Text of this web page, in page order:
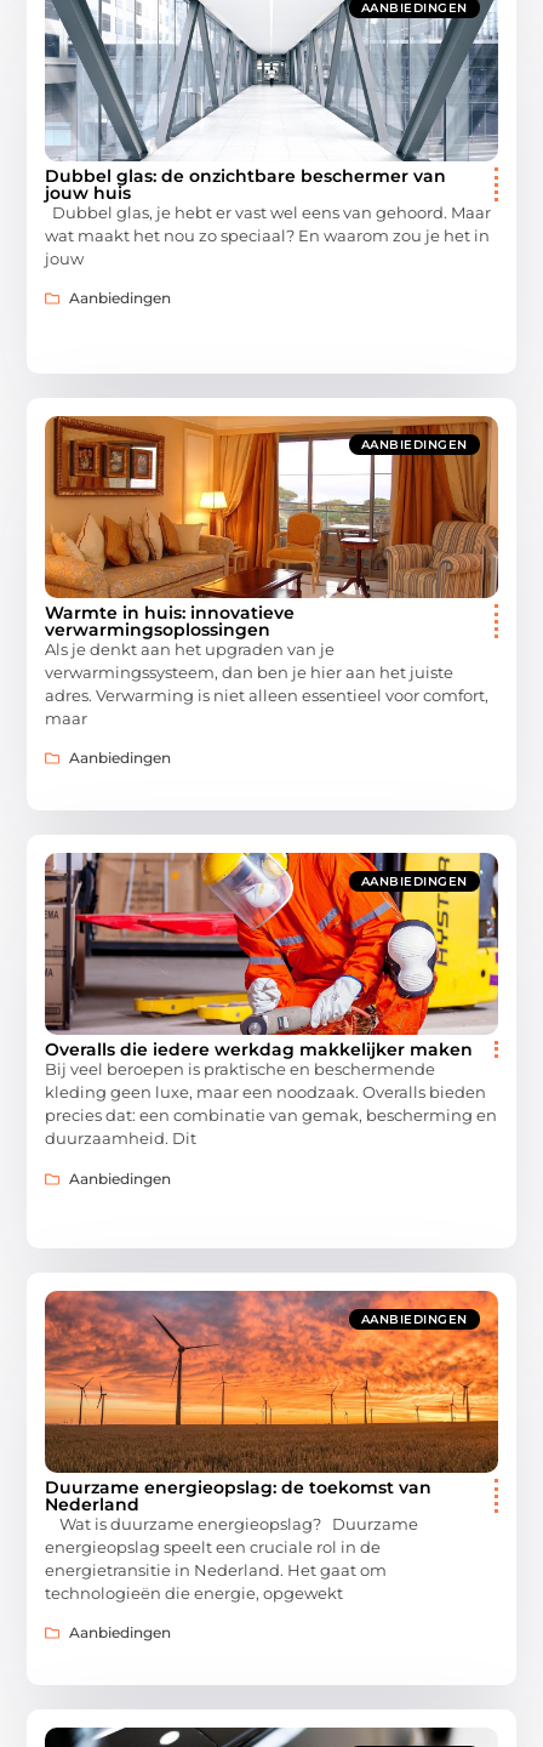
AANBIEDINGEN
Dubbel glas: de onzichtbare beschermer van
jouw huis
Dubbel glas, je hebt er vast wel eens van gehoord. Maar
wat maakt het nou zo speciaal? En waarom zou je het in
jouw
Aanbiedingen
AANBIEDINGEN
Warmte in huis: innovatieve
verwarmingsoplossingen
Als je denkt aan het upgraden van je
verwarmingssysteem, dan ben je hier aan het juiste
adres. Verwarming is niet alleen essentieel voor comfort,
maar
Aanbiedingen
AANBIEDINGEN
Overalls die iedere werkdag makkelijker maken
Bij veel beroepen is praktische en beschermende
kleding geen luxe, maar een noodzaak. Overalls bieden
precies dat: een combinatie van gemak, bescherming en
duurzaamheid. Dit
Aanbiedingen
AANBIEDINGEN
Duurzame energieopslag: de toekomst van
Nederland
Wat is duurzame energieopslag? Duurzame
energieopslag speelt een cruciale rol in de
energietransitie in Nederland. Het gaat om
technologieën die energie, opgewekt
Aanbiedingen